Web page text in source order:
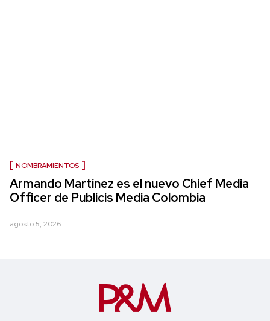
NOMBRAMIENTOS
Armando Martínez es el nuevo Chief Media
Officer de Publicis Media Colombia
agosto 5, 2026